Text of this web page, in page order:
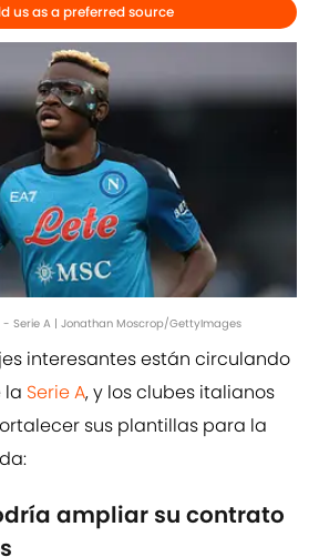
us as a preferred source
- Serie A | Jonathan Moscrop/GettyImages
interesantes están circulando
la Serie A, y los clubes italianos
sus plantillas para la
ampliar su contrato